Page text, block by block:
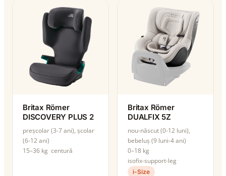
Britax Römer
DISCOVERY PLUS 2
preșcolar (3-7 ani), școlar
(6-12 ani)
15–36 kg centură
Britax Römer
DUALFIX 5Z
nou-născut (0-12 luni),
bebeluș (9 luni-4 ani)
0–18 kg
isofix-support-leg
i-Size